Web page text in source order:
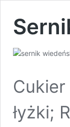
łyżki;